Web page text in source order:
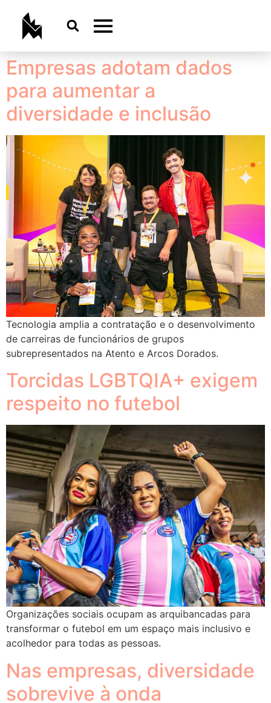
Empresas adotam dados
para aumentar a
diversidade e inclusão
Tecnologia amplia a contratação e o desenvolvimento
de carreiras de funcionários de grupos
subrepresentados na Atento e Arcos Dorados.
Torcidas LGBTQIA+ exigem
respeito no futebol
Organizações sociais ocupam as arquibancadas para
transformar o futebol em um espaço mais inclusivo e
acolhedor para todas as pessoas.
Nas empresas, diversidade
sobrevive à onda